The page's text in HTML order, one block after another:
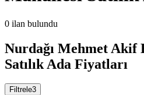
0 ilan bulundu
Nurdağı Mehmet Akif
Satılık Ada Fiyatları
Filtrele3